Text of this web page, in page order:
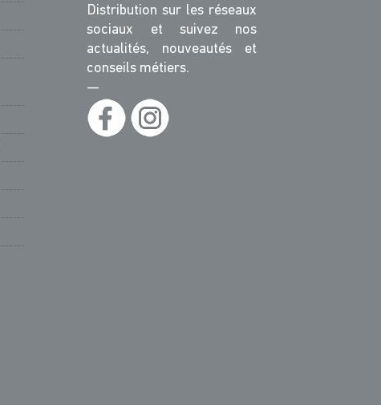
Distribution sur les réseaux
sociaux et suivez nos
actualités, nouveautés et
conseils métiers.
—